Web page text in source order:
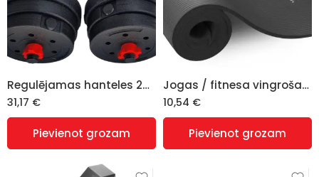
Regulējamas hanteles 2×10 kg (komplekts 20 kg)
31,17 €
Pievienot grozam
Jogas / fitnesa vingrošanas paklājiņš melns, 185cm x 61cm
10,54 €
Pievienot grozam